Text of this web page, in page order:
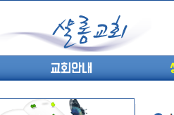
교회안내